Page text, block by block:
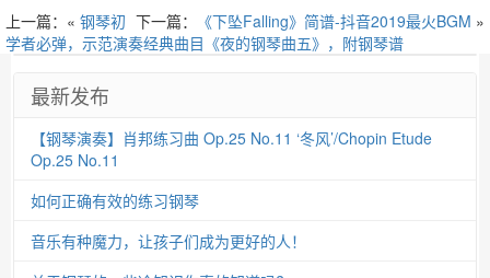
下一篇：
《下坠Falling》简谱-抖音2019最火BGM »
上一篇：« 钢琴初
学者必弹，示范演奏经典曲目《夜的钢琴曲五》，附钢琴谱
最新发布
【钢琴演奏】肖邦练习曲 Op.25 No.11 ‘冬风’/Chopin Etude
Op.25 No.11
如何正确有效的练习钢琴
音乐有种魔力，让孩子们成为更好的人！